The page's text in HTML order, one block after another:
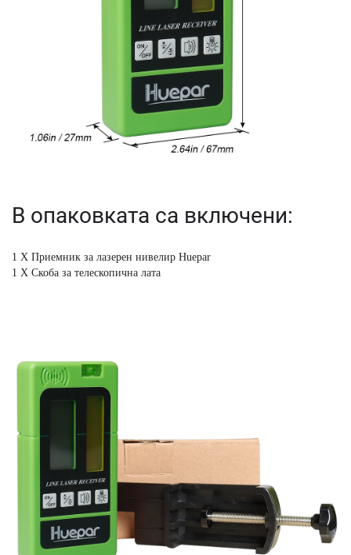
В опаковката са включени:
1 X Приемник за лазерен нивелир Huepar
1 X Скоба за телескопична лата